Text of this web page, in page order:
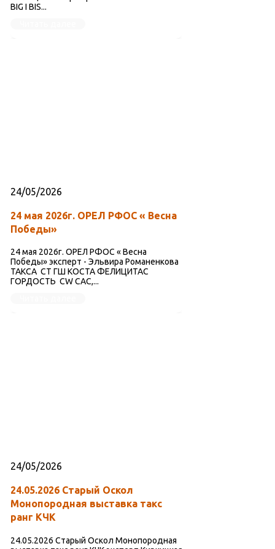
BIG I BIS...
24/05/2026
24 мая 2026г. ОРЕЛ РФОС « Весна
Победы»
24 мая 2026г. ОРЕЛ РФОС « Весна
Победы» эксперт - Эльвира Романенкова
ТАКСА СТ ГШ КОСТА ФЕЛИЦИТАС
ГОРДОСТЬ CW САС,...
24/05/2026
24.05.2026 Старый Оскол
Монопородная выставка такс
ранг КЧК
24.05.2026 Старый Оскол Монопородная